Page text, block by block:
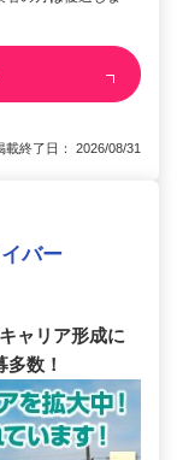
終了日： 2026/08/31
バー
ャリア形成に
数！